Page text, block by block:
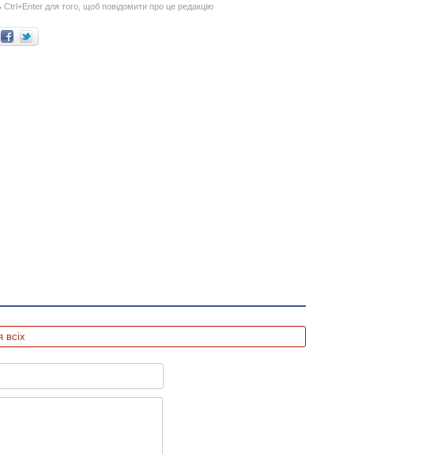
Ctrl+Enter для того, щоб повідомити про це редакцію
всіх